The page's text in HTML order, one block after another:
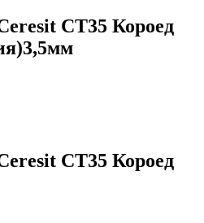
CT35 Короед
CT35 Короед